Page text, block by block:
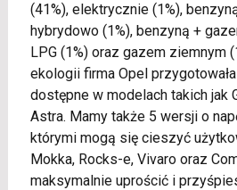
(41%), elektrycznie (1%),
hybrydowo (1%), benzyną +
LPG (1%) oraz gazem ziemnym
ekologii firma Opel
dostępne w modelach takich jak
Astra. Mamy także 5 wersji o
którymi mogą się cieszyć
Mokka, Rocks-e, Vivaro oraz
maksymalnie uprościć i